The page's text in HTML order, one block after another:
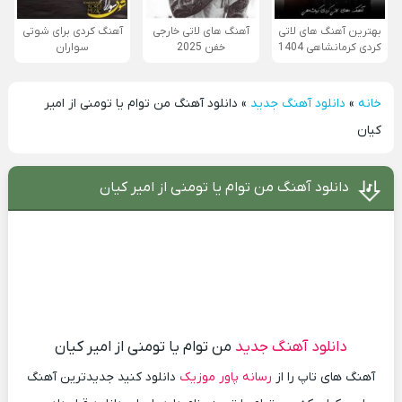
بهترین آهنگ های لاتی
کردی کرمانشاهی 1404
آهنگ های لاتی خارجی
خفن 2025
آهنگ کردی برای شوتی
سواران
خانه» دانلود آهنگ جدید » دانلود آهنگ من توام یا تومنی از امیر
کیان
دانلود آهنگ من توام یا تومنی از امیر کیان
دانلود آهنگ جدید من توام یا تومنی از امیر کیان
آهنگ های تاپ را از رسانه پاور موزیک دانلود کنید جدیدترین آهنگ